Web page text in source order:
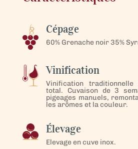
Cépage
60% Grenache noir 35%
Vinification
Vinification
total. Cuvaison de 3
pigeages manuels,
les arômes et la couleur.
Élevage
Elevage en cuve inox.